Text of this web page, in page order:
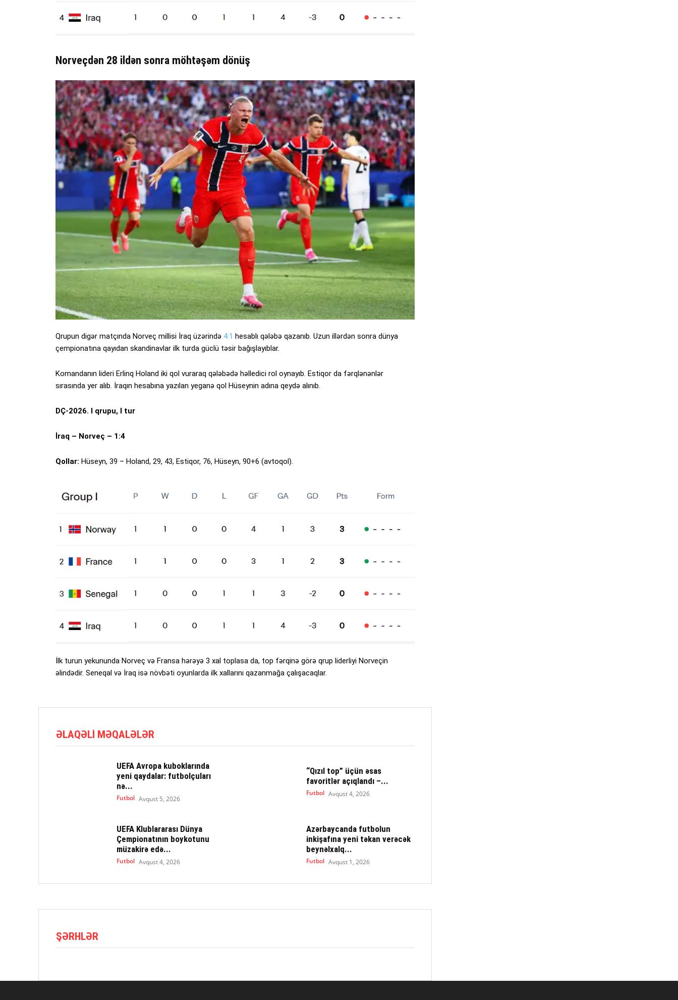
Norveçdən 28 ildən sonra möhtəşəm dönüş
Qrupun digər matçında Norveç millisi İraq üzərində 4:1 hesablı qələbə qazanıb. Uzun illərdən sonra dünya
çempionatına qayıdan skandinavlar ilk turda güclü təsir bağışlayıblar.
Komandanın lideri Erlinq Holand iki qol vuraraq qələbədə həlledici rol oynayıb. Estiqor da fərqlənənlər
sırasında yer alıb. İraqın hesabına yazılan yeganə qol Hüseynin adına qeydə alınıb.
DÇ-2026. I qrupu, I tur
İraq – Norveç – 1:4
Qollar: Hüseyn, 39 – Holand, 29, 43, Estiqor, 76, Hüseyn, 90+6 (avtoqol).
İlk turun yekununda Norveç və Fransa hərəyə 3 xal toplasa da, top fərqinə görə qrup liderliyi Norveçin
əlindədir. Seneqal və İraq isə növbəti oyunlarda ilk xallarını qazanmağa çalışacaqlar.
ƏLAQƏLI MƏQALƏLƏR
UEFA Avropa kuboklarında
yeni qaydalar: futbolçuları
nə...
Futbol Avqust 5, 2026
“Qızıl top” üçün əsas
favoritlər açıqlandı –...
Futbol Avqust 4, 2026
UEFA Klublararası Dünya
Çempionatının boykotunu
müzakirə edə...
Futbol Avqust 4, 2026
Azərbaycanda futbolun
inkişafına yeni təkan verəcək
beynəlxalq...
Futbol Avqust 1, 2026
ŞƏRHLƏR